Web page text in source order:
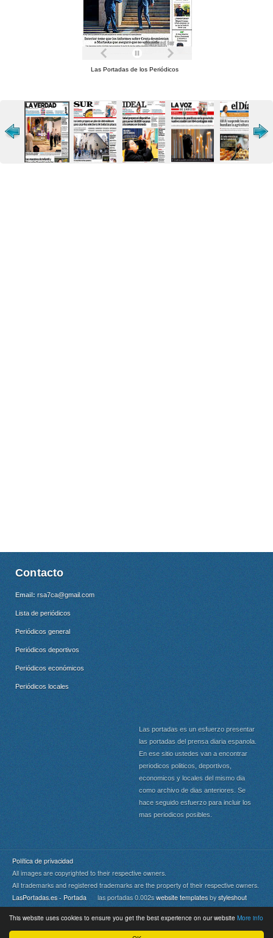
This website uses cookies to ensure you get the best experience on our website More info
Las Portadas de los Periódicos
Contacto
Email: rsa7ca@gmail.com
Lista de periódicos
Periódicos general
Periódicos deportivos
Periódicos económicos
Periódicos locales
Las portadas es un esfuerzo presentar
las portadas del prensa diaria espanola.
En ese sitio ustedes van a encontrar
periodicos politicos, deportivos,
economicos y locales del mismo dia
como archivo de dias anteriores. Se
hace seguido esfuerzo para incluir los
mas periodicos posibles.
Política de privacidad
All images are copyrighted to their respective owners.
All trademarks and registered trademarks are the property of their respective owners.
LasPortadas.es - Portada las portadas 0.002s website templates by styleshout